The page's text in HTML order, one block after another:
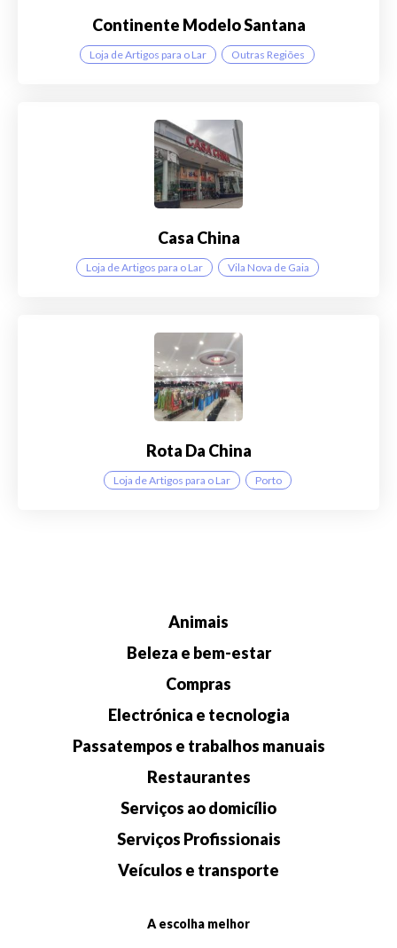
Continente Modelo Santana
Loja de Artigos para o Lar Outras Regiões
Casa China
Loja de Artigos para o Lar Vila Nova de Gaia
Rota Da China
Loja de Artigos para o Lar Porto
Animais
Beleza e bem-estar
Compras
Electrónica e tecnologia
Passatempos e trabalhos manuais
Restaurantes
Serviços ao domicílio
Serviços Profissionais
Veículos e transporte
A escolha melhor